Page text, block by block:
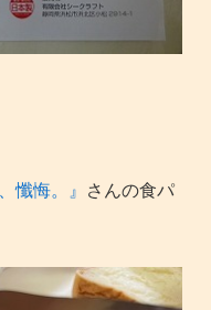
懺悔。』 さんの食パ